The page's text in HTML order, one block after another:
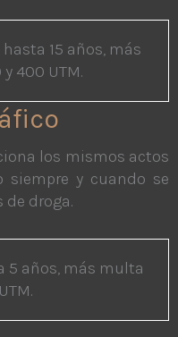
hasta 15 años, más
400 UTM.
los mismos actos
siempre y cuando se
droga.
5 años, más multa